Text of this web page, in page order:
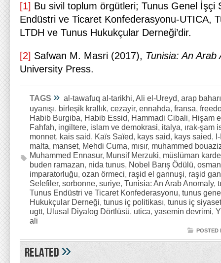
[1] Bu sivil toplum örgütleri; Tunus Genel İşçi
Endüstri ve Ticaret Konfederasyonu-UTICA,
LTDH ve Tunus Hukukçular Derneği’dir.
[2] Safwan M. Masri (2017), Tunisia: An Arab
University Press.
TAGS » al-tawafuq al-tarikhi, Ali el-Ureyd, arap baharı
uyanışı, birleşik krallık, cezayir, ennahda, fransa,
Habib Burgiba, Habib Essid, Hammadi Cibali, Hişam
Fahfah, ingiltere, islam ve demokrasi, italya, ırak-şam
monnet, kais said, Kaïs Saïed, kays said, kays saied,
malta, manset, Mehdi Cuma, mısır, muhammed
Muhammed Ennasur, Munsif Merzuki, müslüman
buden ramazan, nida tunus, Nobel Barış Ödülü,
imparatorluğu, ozan örmeci, raşid el gannuşi, raşid
Selefiler, sorbonne, suriye, Tunisia: An Arab Anomaly,
Tunus Endüstri ve Ticaret Konfederasyonu, tunus
Hukukçular Derneği, tunus iç politikası, tunus iç
ugtt, Ulusal Diyalog Dörtlüsü, utica, yasemin devrimi,
ali
POSTED
Related»